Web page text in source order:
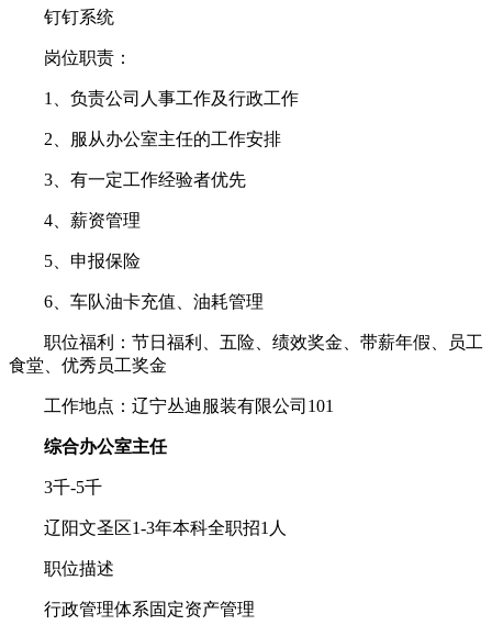
钉钉系统
岗位职责：
1、负责公司人事工作及行政工作
2、服从办公室主任的工作安排
3、有一定工作经验者优先
4、薪资管理
5、申报保险
6、车队油卡充值、油耗管理
职位福利：节日福利、五险、绩效奖金、带薪年假、员工
食堂、优秀员工奖金
工作地点：辽宁丛迪服装有限公司101
综合办公室主任
3千-5千
辽阳文圣区1-3年本科全职招1人
职位描述
行政管理体系固定资产管理